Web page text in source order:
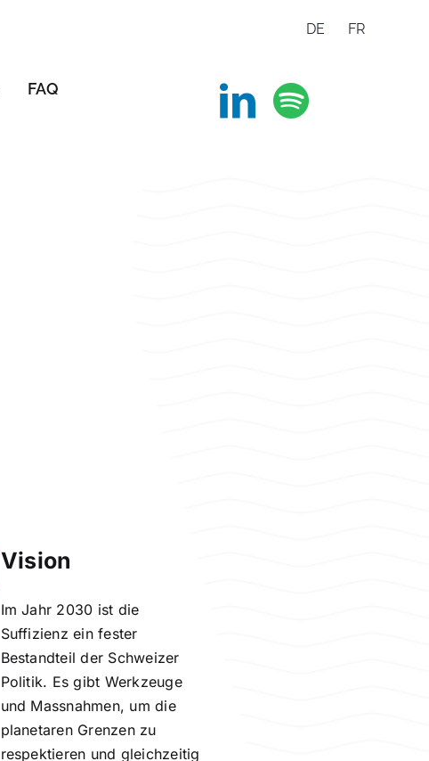
DE FR
FAQ
Vision
Im Jahr 2030 ist die
Suffizienz ein fester
Bestandteil der Schweizer
Politik. Es gibt Werkzeuge
und Massnahmen, um die
planetaren Grenzen zu
respektieren und gleichzeitig